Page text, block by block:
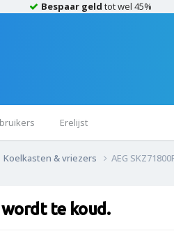
Bespaar geld tot wel 45%
Erelijst
Koelkasten & vriezers AEG
wordt te koud.